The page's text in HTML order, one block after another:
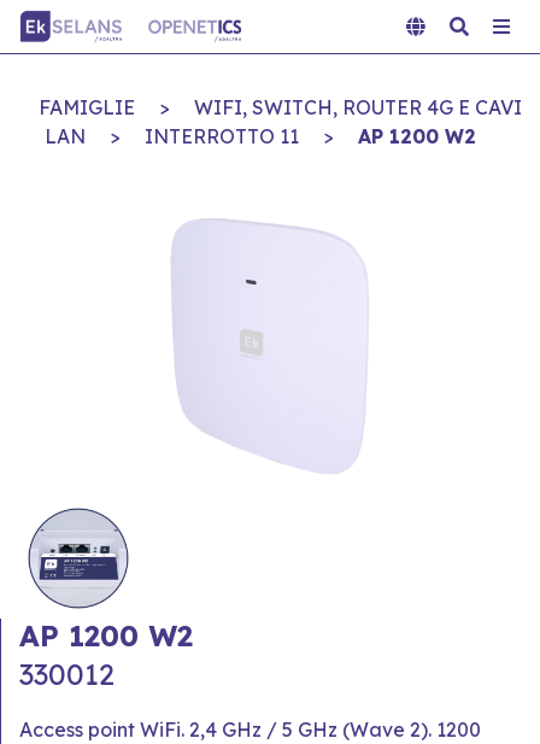
FAMIGLIE >
WIFI, SWITCH, ROUTER 4G E CAVI
LAN
> INTERROTTO 11 > AP 1200 W2
AP 1200 W2
330012
Access point WiFi. 2,4 GHz / 5 GHz (Wave 2). 1200